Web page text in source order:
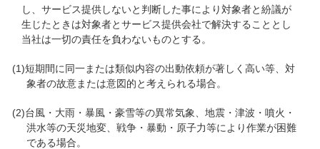
し、サービス提供しないと判断した事により対象者と紛議が
生じたときは対象者とサービス提供会社で解決することとし
当社は一切の責任を負わないものとする。
(1)短期間に同一または類似内容の出動依頼が著しく高い等、対
象者の故意または意図的と考えられる場合。
(2)台風・大雨・暴風・豪雪等の異常気象、地震・津波・噴火・
洪水等の天災地変、戦争・暴動・原子力等により作業が困難
である場合。